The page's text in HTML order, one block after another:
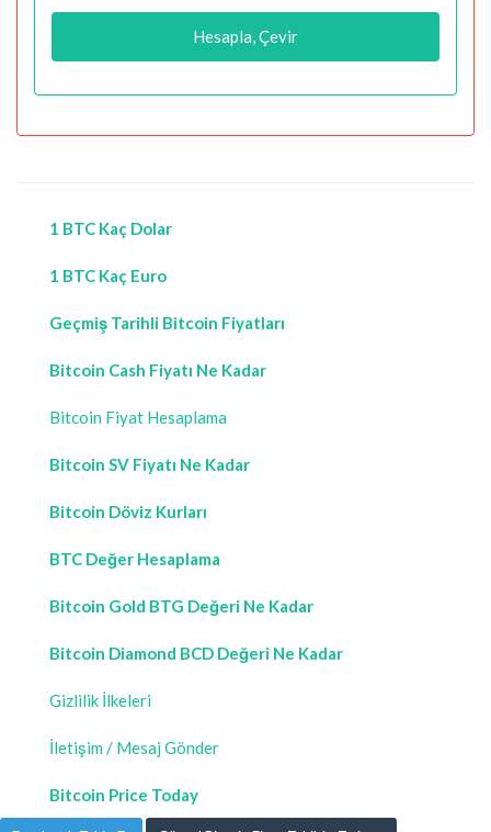
Hesapla, Çevir
1 BTC Kaç Dolar
1 BTC Kaç Euro
Geçmiş Tarihli Bitcoin Fiyatları
Bitcoin Cash Fiyatı Ne Kadar
Bitcoin Fiyat Hesaplama
Bitcoin SV Fiyatı Ne Kadar
Bitcoin Döviz Kurları
BTC Değer Hesaplama
Bitcoin Gold BTG Değeri Ne Kadar
Bitcoin Diamond BCD Değeri Ne Kadar
Gizlilik İlkeleri
İletişim / Mesaj Gönder
Bitcoin Price Today